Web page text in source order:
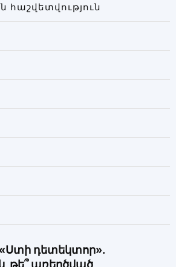
դետեկտոր».
թե՞ առեղծված